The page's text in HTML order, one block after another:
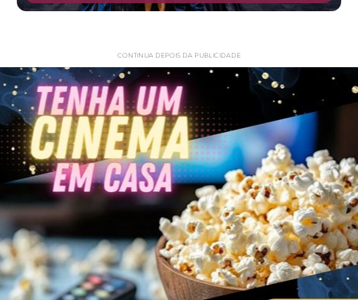
CONTINUA DEPOIS DA PUBLICIDADE